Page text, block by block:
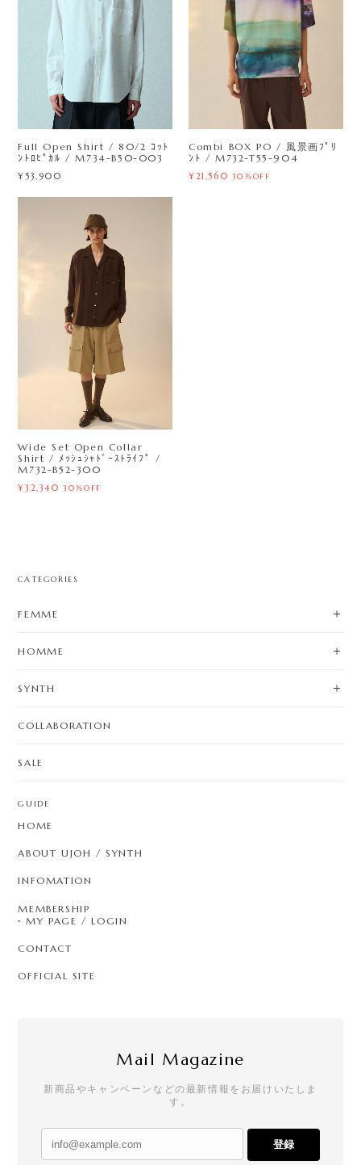
Full Open Shirt / 80/2 ｺｯﾄ
ﾝﾄﾛﾋﾟｶﾙ / M734-B50-003
¥53,900
Combi BOX PO / 風景画ﾌﾟﾘ
ﾝﾄ / M732-T55-904
¥21,560 30%OFF
Wide Set Open Collar
Shirt / ﾒｯｼｭｼｬﾄﾞｰｽﾄﾗｲﾌﾟ /
M732-B52-300
¥32,340 30%OFF
CATEGORIES
FEMME
HOMME
SYNTH
COLLABORATION
SALE
GUIDE
HOME
ABOUT UJOH / SYNTH
INFOMATION
MEMBERSHIP
MY PAGE / LOGIN
CONTACT
OFFICIAL SITE
Mail Magazine
新商品やキャンペーンなどの最新情報をお届けいたしま
す。
登録